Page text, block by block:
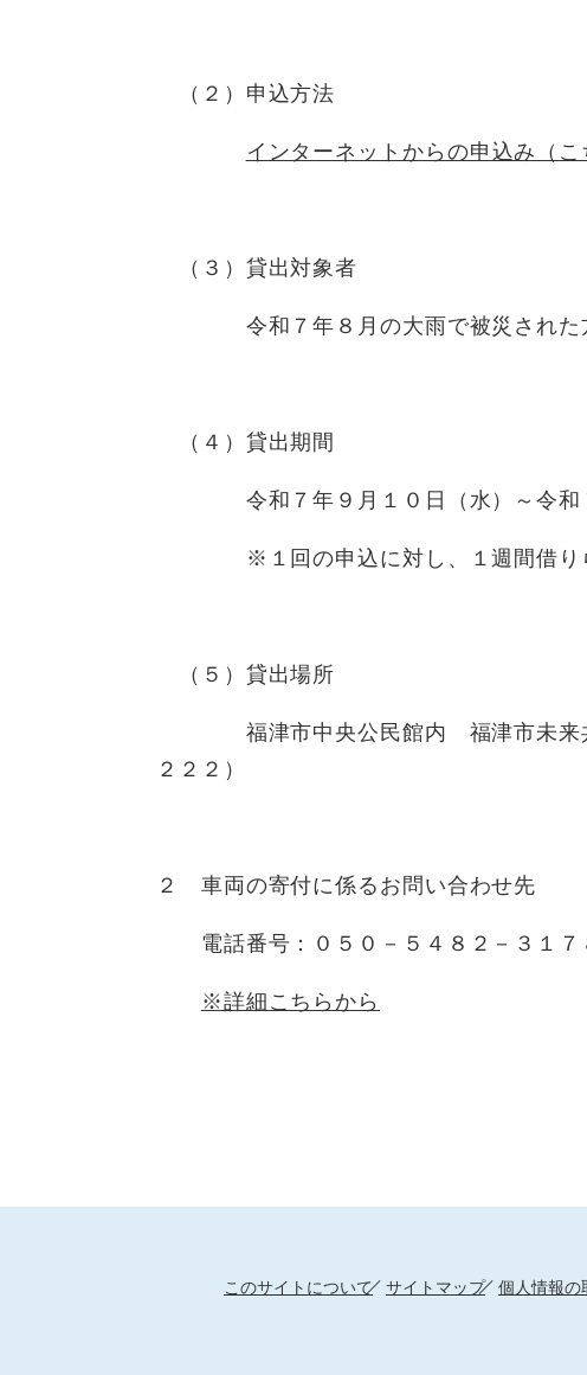
（２）申込方法
インターネットからの申込み（こ
（３）貸出対象者
令和７年８月の大雨で被災された方
（４）貸出期間
令和７年９月１０日（水）～令和７
※１回の申込に対し、１週間借りら
（５）貸出場所
福津市中央公民館内 福津市未来共
２２２）​
２ 車両の寄付に係るお問い合わせ先
電話番号：０５０－５４８２－３１７
※詳細こちらから
このサイトについて サイトマップ 個人情報の